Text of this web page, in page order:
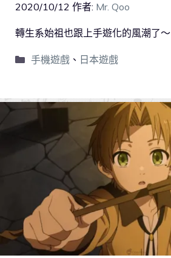
2020/10/12 作者: Mr. Qoo
轉生系始祖也跟上手遊化的風潮了～
手機遊戲、 日本遊戲